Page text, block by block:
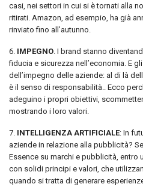
casi, nei settori in cui si è tornati alla
ritirati. Amazon, ad esempio, ha già
rinviato fino all’autunno.
6. IMPEGNO . I brand stanno
fiducia e sicurezza nell’economia. E
dell’impegno delle aziende: al di là
è il senso di responsabilità.. Ecco
adeguino i propri obiettivi,
mostrando i loro valori.
7. INTELLIGENZA ARTIFICIALE: In
aziende in relazione alla pubblicità?
Essence su marchi e pubblicità, entro
con solidi principi e valori, che
quando si tratta di generare